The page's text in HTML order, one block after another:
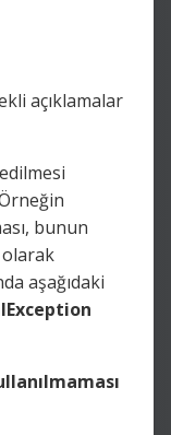
açıklamalar
bunun
olarak
aşağıdaki